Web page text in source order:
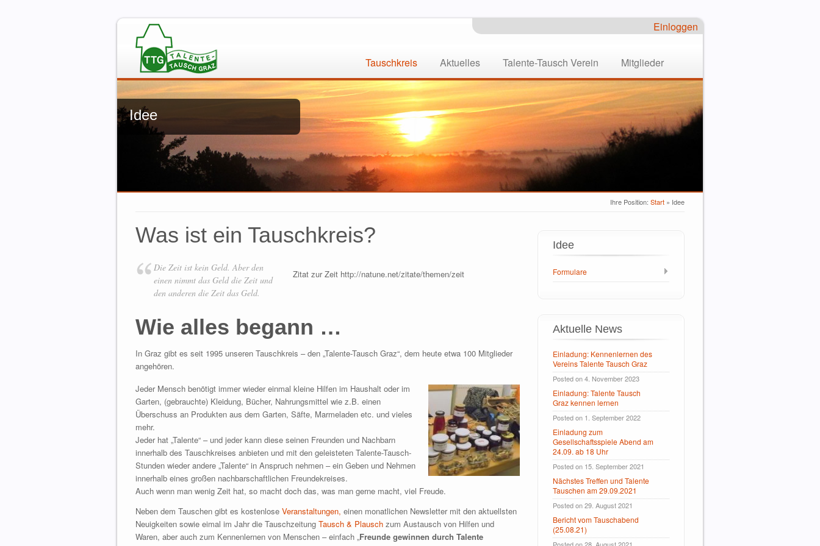
Einloggen
Tauschkreis Aktuelles Talente-Tausch Verein Mitglieder
Idee
Ihre Position: Start » Idee
Was ist ein Tauschkreis?
Die Zeit ist kein Geld. Aber den
einen nimmt das Geld die Zeit und
den anderen die Zeit das Geld.
Zitat zur Zeit http://natune.net/zitate/themen/zeit
Wie alles begann …
In Graz gibt es seit 1995 unseren Tauschkreis – den „Talente-Tausch Graz“, dem heute etwa 100 Mitglieder
angehören.
Jeder Mensch benötigt immer wieder einmal kleine Hilfen im Haushalt oder im
Garten, (gebrauchte) Kleidung, Bücher, Nahrungsmittel wie z.B. einen
Überschuss an Produkten aus dem Garten, Säfte, Marmeladen etc. und vieles
mehr.
Jeder hat „Talente“ – und jeder kann diese seinen Freunden und Nachbarn
innerhalb des Tauschkreises anbieten und mit den geleisteten Talente-Tausch-
Stunden wieder andere „Talente“ in Anspruch nehmen – ein Geben und Nehmen
innerhalb eines großen nachbarschaftlichen Freundekreises.
Auch wenn man wenig Zeit hat, so macht doch das, was man gerne macht, viel Freude.
Neben dem Tauschen gibt es kostenlose Veranstaltungen, einen monatlichen Newsletter mit den aktuellsten
Neuigkeiten sowie eimal im Jahr die Tauschzeitung Tausch & Plausch zum Austausch von Hilfen und
Waren, aber auch zum Kennenlernen von Menschen – einfach „Freunde gewinnen durch Talente
Idee
Formulare
Aktuelle News
Einladung: Kennenlernen des
Vereins Talente Tausch Graz
Posted on 4. November 2023
Einladung: Talente Tausch
Graz kennen lernen
Posted on 1. September 2022
Einladung zum
Gesellschaftsspiele Abend am
24.09. ab 18 Uhr
Posted on 15. September 2021
Nächstes Treffen und Talente
Tauschen am 29.09.2021
Posted on 29. August 2021
Bericht vom Tauschabend
(25.08.21)